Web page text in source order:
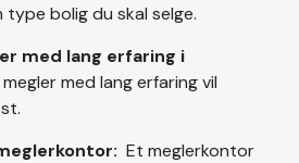
bolig du skal selge.
med lang erfaring i
med lang erfaring vil
Et meglerkontor